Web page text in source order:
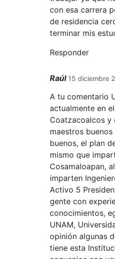
con esa carrera
de residencia
terminar mis
Responder
Raúl 15 diciembre
A tu comentario
actualmente en
Coatzacoalcos y
maestros
buenos, el plan
mismo que
Cosamaloapan,
imparten
Activo 5
gente con
conocimientos,
UNAM,
opinión algunas
tiene esta